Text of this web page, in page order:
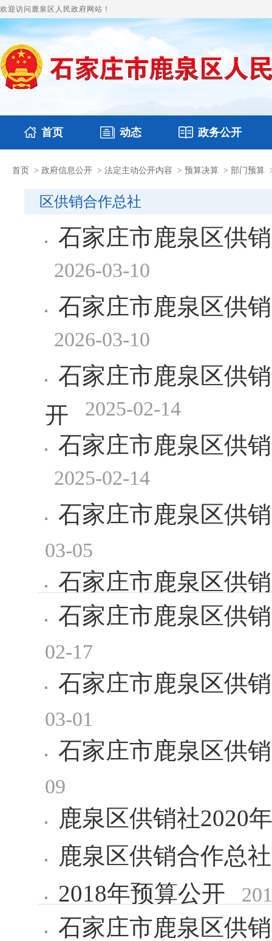
欢迎访问鹿泉区人民政府网站！
首页 动态
国务要闻 鹿泉要闻 图片新闻
政务公开
本区文件 财政预决算
首页 > 政府信息公开 > 法定主动公开内容 > 预算决算 > 部门预算
区供销合作总社
石家庄市鹿泉区供
2026-03-10
石家庄市鹿泉区供
2026-03-10
石家庄市鹿泉区供
开 2025-02-14
石家庄市鹿泉区供
2025-02-14
石家庄市鹿泉区供
03-05
石家庄市鹿泉区供
2024-03-05
石家庄市鹿泉区供
02-17
石家庄市鹿泉区供
03-01
石家庄市鹿泉区供
09
鹿泉区供销社2020
鹿泉区供销合作总
2018年预算公开
石家庄市鹿泉区供